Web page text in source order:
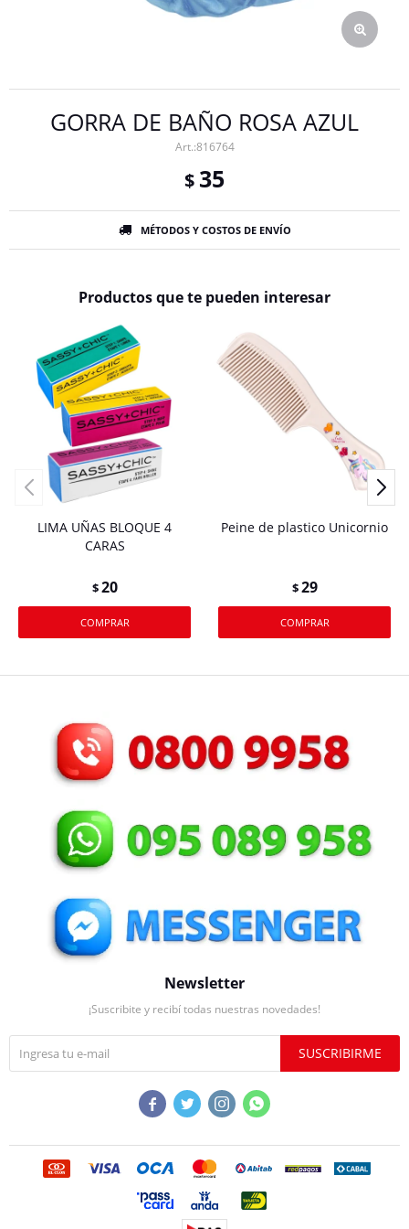
GORRA DE BAÑO ROSA AZUL
816764
$ 35
MÉTODOS Y COSTOS DE ENVÍO
Productos que te pueden interesar
LIMA UÑAS BLOQUE 4
CARAS
$20
Peine de plastico Unicornio
$29
Newsletter
¡Suscribite y recibí todas nuestras novedades!
SUSCRIBIRME
   